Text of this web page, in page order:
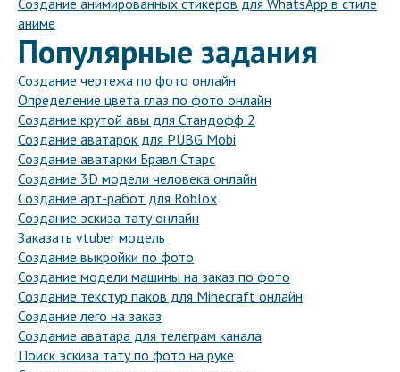
Создание анимированных стикеров для WhatsApp в стиле
аниме
Популярные задания
Создание чертежа по фото онлайн
Определение цвета глаз по фото онлайн
Создание крутой авы для Стандофф 2
Создание аватарок для PUBG Mobi
Создание аватарки Бравл Старс
Создание 3D модели человека онлайн
Создание арт-работ для Roblox
Создание эскиза тату онлайн
Заказать vtuber модель
Создание выкройки по фото
Создание модели машины на заказ по фото
Создание текстур паков для Minecraft онлайн
Создание лего на заказ
Создание аватара для телеграм канала
Поиск эскиза тату по фото на руке